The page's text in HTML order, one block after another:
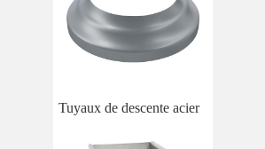
Tuyaux de descente acier